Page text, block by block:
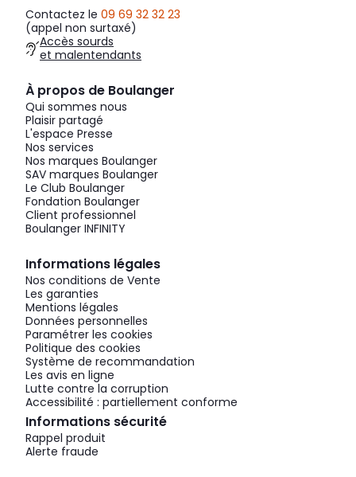
Contactez le 09 69 32 32 23
(appel non surtaxé)
Accès sourds
et malentendants
À propos de Boulanger
Qui sommes nous
Plaisir partagé
L'espace Presse
Nos services
Nos marques Boulanger
SAV marques Boulanger
Le Club Boulanger
Fondation Boulanger
Client professionnel
Boulanger INFINITY
Informations légales
Nos conditions de Vente
Les garanties
Mentions légales
Données personnelles
Paramétrer les cookies
Politique des cookies
Système de recommandation
Les avis en ligne
Lutte contre la corruption
Accessibilité : partiellement conforme
Informations sécurité
Rappel produit
Alerte fraude